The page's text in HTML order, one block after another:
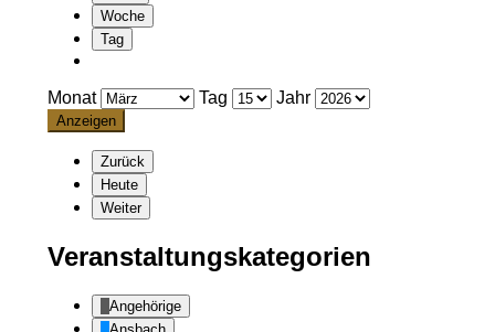
Woche
Tag
Monat Tag Jahr
Zurück
Heute
Weiter
Veranstaltungskategorien
Angehörige